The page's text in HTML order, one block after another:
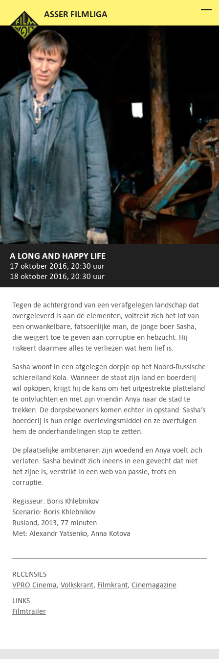
A LONG AND HAPPY LIFE
17 oktober 2016, 20:30 uur
18 oktober 2016, 20:30 uur
Tegen de achtergrond van een verafgelegen landschap dat
overgeleverd is aan de elementen, voltrekt zich het lot van
een onwankelbare, fatsoenlijke man, de jonge boer Sasha,
die weigert toe te geven aan corruptie en hebzucht. Hij
riskeert daarmee alles te verliezen wat hem lief is.
Sasha woont in een afgelegen dorpje op het Noord-Russische
schiereiland Kola. Wanneer de staat zijn land en boerderij
wil opkopen, krijgt hij de kans om het uitgestrekte platteland
te ontvluchten en met zijn vriendin Anya naar de stad te
trekken. De dorpsbewoners komen echter in opstand. Sasha’s
boerderij is hun enige overlevingsmiddel en ze overtuigen
hem de onderhandelingen stop te zetten.
De plaatselijke ambtenaren zijn woedend en Anya voelt zich
verlaten. Sasha bevindt zich ineens in een gevecht dat niet
het zijne is, verstrikt in een web van passie, trots en
corruptie.
Regisseur: Boris Khlebnikov
Scenario: Boris Khlebnikov
Rusland, 2013, 77 minuten
Met: Alexandr Yatsenko, Anna Kotova
RECENSIES
VPRO Cinema Volkskrant Filmkrant Cinemagazine
LINKS
Filmtrailer